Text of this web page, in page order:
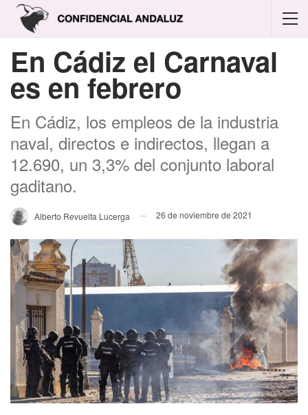
En Cádiz el Carnaval
es en febrero
En Cádiz, los empleos de la industria
naval, directos e indirectos, llegan a
12.690, un 3,3% del conjunto laboral
gaditano.
Alberto Revuelta Lucerga 26 de noviembre de 2021